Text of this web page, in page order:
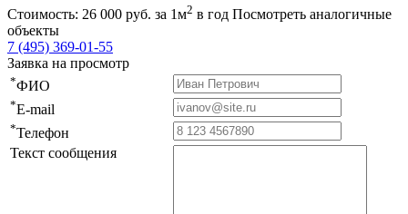
Стоимость: 26 000 руб. за 1м2 в год Посмотреть аналогичные
объекты
7 (495) 369-01-55
Заявка на просмотр
*ФИО
*E-mail
*Телефон
Текст сообщения